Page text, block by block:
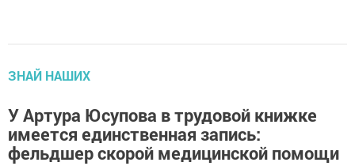
ЗНАЙ НАШИХ
У Артура Юсупова в трудовой книжке
имеется единственная запись:
фельдшер скорой медицинской помощи